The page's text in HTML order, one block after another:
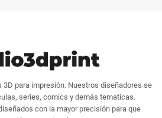
3D para impresión. Nuestros diseñadores se
series, comics y demás tematicas.
con la mayor precisión para que